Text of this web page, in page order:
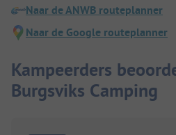
Naar de ANWB routeplanner
Naar de Google routeplanner
Kampeerders
Burgsviks Camping